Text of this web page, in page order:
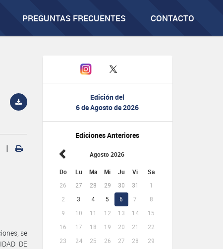
PREGUNTAS FRECUENTES CONTACTO
Edición del
6 de Agosto de 2026
Ediciones Anteriores
Agosto 2026
Do Lu Ma Mi Ju Vi Sa
26 27 28 29 30 31
1
2
3 4 5 6 7
8
9
10 11 12 13 14
15
16
17 18 19 20 21
22
23
24 25 26 27 28
29
|
se
DE